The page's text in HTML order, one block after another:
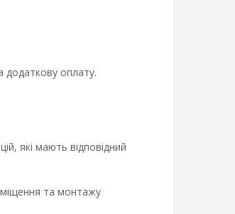
оплату.
які мають відповідний
та монтажу